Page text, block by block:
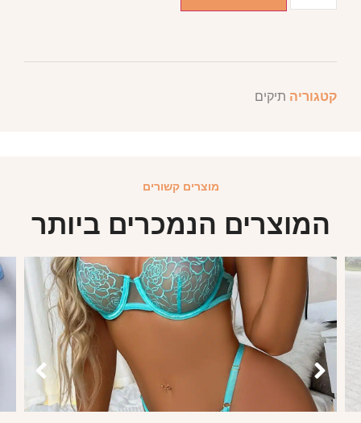
קטגוריה תיקים
מוצרים קשורים
המוצרים הנמכרים ביותר